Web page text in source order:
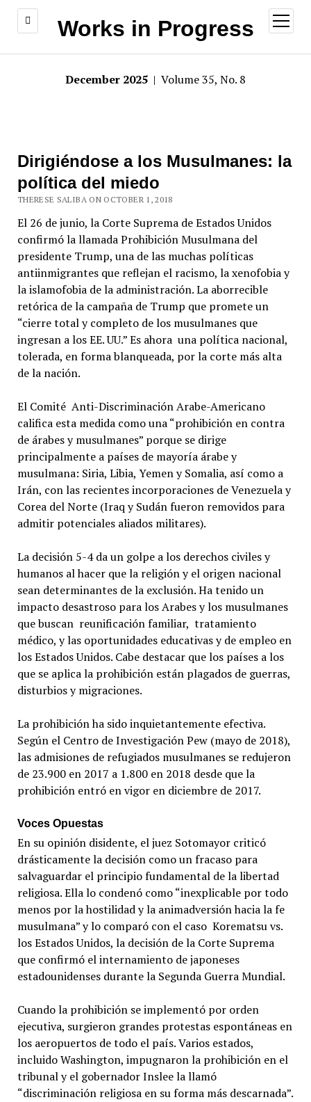
Works in Progress
open
menu
December 2025 | Volume 35, No. 8
Dirigiéndose a los Musulmanes: la
política del miedo
THERESE SALIBA ON OCTOBER 1, 2018
El 26 de junio, la Corte Suprema de Estados Unidos
confirmó la llamada Prohibición Musulmana del
presidente Trump, una de las muchas políticas
antiinmigrantes que reflejan el racismo, la xenofobia y
la islamofobia de la administración. La aborrecible
retórica de la campaña de Trump que promete un
“cierre total y completo de los musulmanes que
ingresan a los EE. UU.” Es ahora una política nacional,
tolerada, en forma blanqueada, por la corte más alta
de la nación.
El Comité Anti-Discriminación Arabe-Americano
califica esta medida como una “prohibición en contra
de árabes y musulmanes” porque se dirige
principalmente a países de mayoría árabe y
musulmana: Siria, Libia, Yemen y Somalia, así como a
Irán, con las recientes incorporaciones de Venezuela y
Corea del Norte (Iraq y Sudán fueron removidos para
admitir potenciales aliados militares).
La decisión 5-4 da un golpe a los derechos civiles y
humanos al hacer que la religión y el origen nacional
sean determinantes de la exclusión. Ha tenido un
impacto desastroso para los Arabes y los musulmanes
que buscan reunificación familiar, tratamiento
médico, y las oportunidades educativas y de empleo en
los Estados Unidos. Cabe destacar que los países a los
que se aplica la prohibición están plagados de guerras,
disturbios y migraciones.
La prohibición ha sido inquietantemente efectiva.
Según el Centro de Investigación Pew (mayo de 2018),
las admisiones de refugiados musulmanes se redujeron
de 23.900 en 2017 a 1.800 en 2018 desde que la
prohibición entró en vigor en diciembre de 2017.
Voces Opuestas
En su opinión disidente, el juez Sotomayor criticó
drásticamente la decisión como un fracaso para
salvaguardar el principio fundamental de la libertad
religiosa. Ella lo condenó como “inexplicable por todo
menos por la hostilidad y la animadversión hacia la fe
musulmana” y lo comparó con el caso Korematsu vs.
los Estados Unidos, la decisión de la Corte Suprema
que confirmó el internamiento de japoneses
estadounidenses durante la Segunda Guerra Mundial.
Cuando la prohibición se implementó por orden
ejecutiva, surgieron grandes protestas espontáneas en
los aeropuertos de todo el país. Varios estados,
incluido Washington, impugnaron la prohibición en el
tribunal y el gobernador Inslee la llamó
“discriminación religiosa en su forma más descarnada”.